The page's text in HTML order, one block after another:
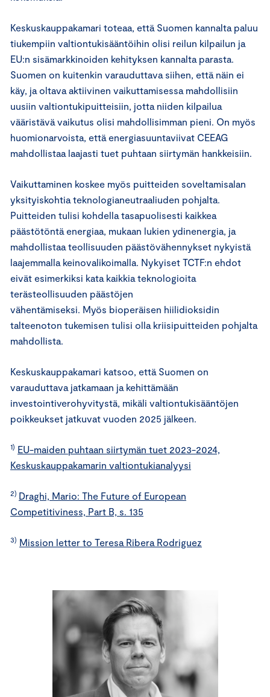
Keskuskauppakamari toteaa, että Suomen kannalta paluu
tiukempiin valtiontukisääntöihin olisi reilun kilpailun ja
EU:n sisämarkkinoiden kehityksen kannalta parasta.
Suomen on kuitenkin varauduttava siihen, että näin ei
käy, ja oltava aktiivinen vaikuttamisessa mahdollisiin
uusiin valtiontukipuitteisiin, jotta niiden kilpailua
vääristävä vaikutus olisi mahdollisimman pieni. On myös
huomionarvoista, että energiasuuntaviivat CEEAG
mahdollistaa laajasti tuet puhtaan siirtymän hankkeisiin.
Vaikuttaminen koskee myös puitteiden soveltamisalan
yksityiskohtia teknologianeutraaliuden pohjalta.
Puitteiden tulisi kohdella tasapuolisesti kaikkea
päästötöntä energiaa, mukaan lukien ydinenergia, ja
mahdollistaa teollisuuden päästövähennykset nykyistä
laajemmalla keinovalikoimalla. Nykyiset TCTF:n ehdot
eivät esimerkiksi kata kaikkia teknologioita
terästeollisuuden päästöjen
vähentämiseksi. Myös bioperäisen hiilidioksidin
talteenoton tukemisen tulisi olla kriisipuitteiden pohjalta
mahdollista.
Keskuskauppakamari katsoo, että Suomen on
varauduttava jatkamaan ja kehittämään
investointiverohyvitystä, mikäli valtiontukisääntöjen
poikkeukset jatkuvat vuoden 2025 jälkeen.
1) EU-maiden puhtaan siirtymän tuet 2023-2024,
Keskuskauppakamarin valtiontukianalyysi
2) Draghi, Mario: The Future of European
Competitiviness, Part B, s. 135
3) Mission letter to Teresa Ribera Rodriguez